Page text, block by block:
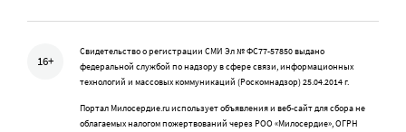
16+
Свидетельство о регистрации СМИ Эл № ФС77-57850 выдано
федеральной службой по надзору в сфере связи, информационных
технологий и массовых коммуникаций (Роскомнадзор) 25.04.2014 г.
Портал Милосердие.ru использует объявления и веб-сайт для сбора не
облагаемых налогом пожертвований через РОО «Милосердие», ОГРН